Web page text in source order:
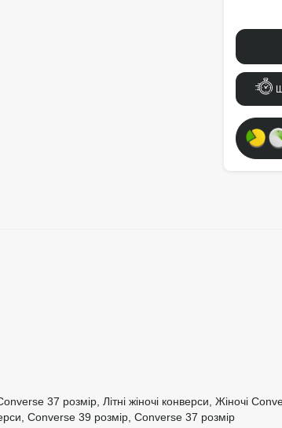
37 розмір Літні жіночі конверси Жіночі
Converse 39 розмір Converse 37 розмір